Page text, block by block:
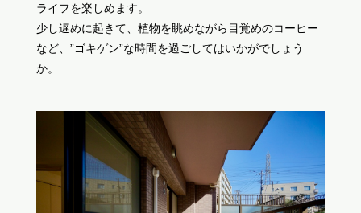
ライフを楽しめます。
少し遅めに起きて、植物を眺めながら目覚めのコーヒー
など、”ゴキゲン”な時間を過ごしてはいかがでしょう
か。